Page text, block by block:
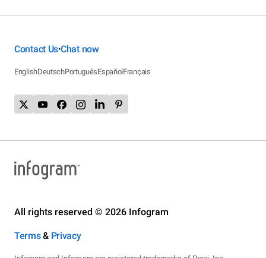
Contact Us•Chat now
EnglishDeutschPortuguêsEspañolFrançais
All rights reserved © 2026 Infogram
Terms& Privacy